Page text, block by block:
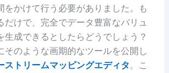
をかけて行う必要がありました。も
だけで、完全でデータ豊富なバリュ
生成できるとしたらどうでしょう？
そのような画期的なツールを公開し
ストリームマッピングエディタ。こ